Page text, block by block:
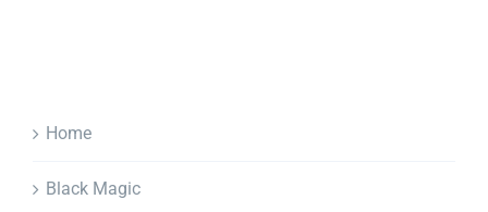
Home
Black Magic